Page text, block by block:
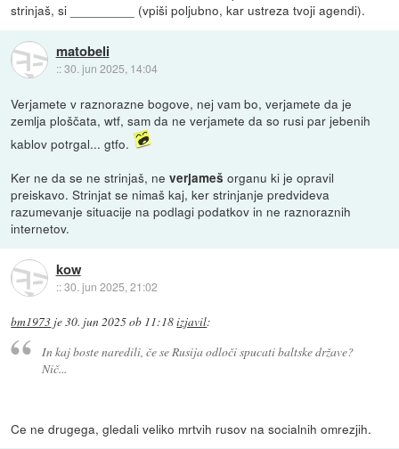
strinjaš, si _________ (vpiši poljubno, kar ustreza tvoji agendi).
matobeli
::30. jun 2025, 14:04
Verjamete v raznorazne bogove, nej vam bo, verjamete da je
zemlja ploščata, wtf, sam da ne verjamete da so rusi par jebenih
kablov potrgal... gtfo.
Ker ne da se ne strinjaš, neverjameš organu ki je opravil
preiskavo. Strinjat se nimaš kaj, ker strinjanje predvideva
razumevanje situacije na podlagi podatkov in ne raznoraznih
internetov.
kow
::30. jun 2025, 21:02
bm1973 je30. jun 2025 ob 11:18izjavil:
In kaj boste naredili, če se Rusija odloči spucati baltske države?
Nič...
Ce ne drugega, gledali veliko mrtvih rusov na socialnih omrezjih.